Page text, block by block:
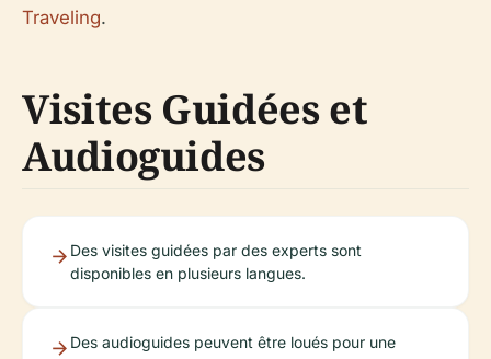
Traveling.
Visites Guidées et
Audioguides
Des visites guidées par des experts sont
disponibles en plusieurs langues.
Des audioguides peuvent être loués pour une